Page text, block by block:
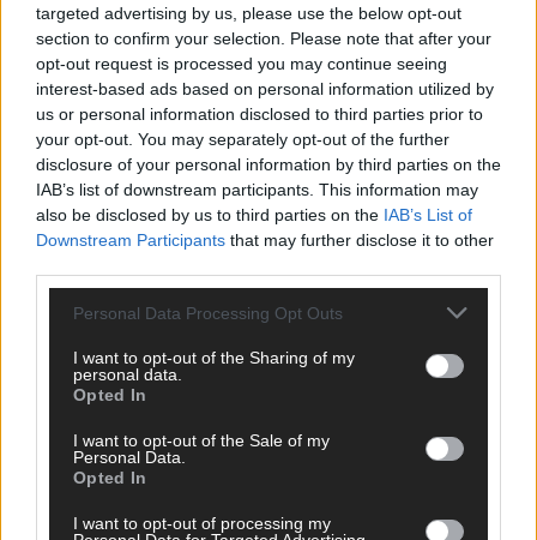
targeted advertising by us, please use the below opt-out
section to confirm your selection. Please note that after your
opt-out request is processed you may continue seeing
interest-based ads based on personal information utilized by
us or personal information disclosed to third parties prior to
your opt-out. You may separately opt-out of the further
disclosure of your personal information by third parties on the
IAB’s list of downstream participants. This information may
also be disclosed by us to third parties on the IAB’s List of
Downstream Participants that may further disclose it to other
Personal Data Processing Opt Outs
I want to opt-out of the Sharing of my
personal data.
Opted In
I want to opt-out of the Sale of my
Personal Data.
Opted In
I want to opt-out of processing my
DIREKT ZUM THEMA
Politik & Co
Money Matters
Brainpower